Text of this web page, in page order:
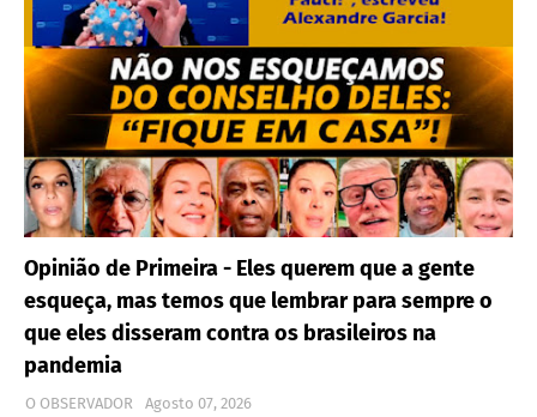
Opinião de Primeira - Eles querem que a gente
esqueça, mas temos que lembrar para sempre o
que eles disseram contra os brasileiros na
pandemia
O OBSERVADOR
Agosto 07, 2026